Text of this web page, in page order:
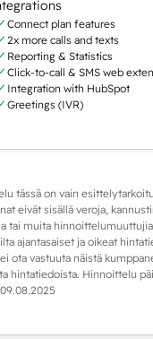
Connect plan features
2x more calls and texts
Reporting & Statistics
Click-to-call & SMS web
Integration with HubSpot
Greetings (IVR)
tässä on vain
eivät sisällä veroja,
tai muita
ajantasaiset ja oikeat
ota vastuuta näistä
hintatiedoista. Hinnoittelu
09.08.2025